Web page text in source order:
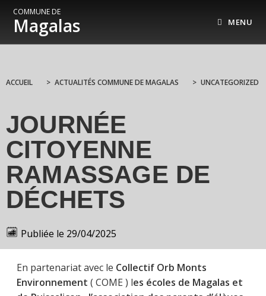
COMMUNE DE
Magalas MENU
ACCUEIL > ACTUALITÉS COMMUNE DE MAGALAS > UNCATEGORIZED
JOURNÉE
CITOYENNE
RAMASSAGE DE
DÉCHETS
Publiée le 29/04/2025
En partenariat avec le Collectif Orb Monts
Environnement ( COME ) les écoles de Magalas et